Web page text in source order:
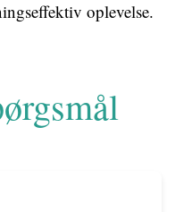
oplevelse.